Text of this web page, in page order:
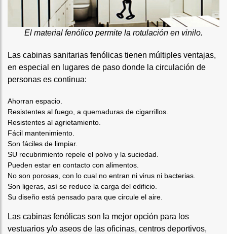
El material fenólico permite la rotulación en vinilo.
Las cabinas sanitarias fenólicas tienen múltiples ventajas,
en especial en lugares de paso donde la circulación de
personas es continua:
Ahorran espacio.
Resistentes al fuego, a quemaduras de cigarrillos.
Resistentes al agrietamiento.
Fácil mantenimiento.
Son fáciles de limpiar.
SU recubrimiento repele el polvo y la suciedad.
Pueden estar en contacto con alimentos.
No son porosas, con lo cual no entran ni virus ni bacterias.
Son ligeras, así se reduce la carga del edificio.
Su diseño está pensado para que circule el aire.
Las cabinas fenólicas son la mejor opción para los
vestuarios y/o aseos de las oficinas, centros deportivos,